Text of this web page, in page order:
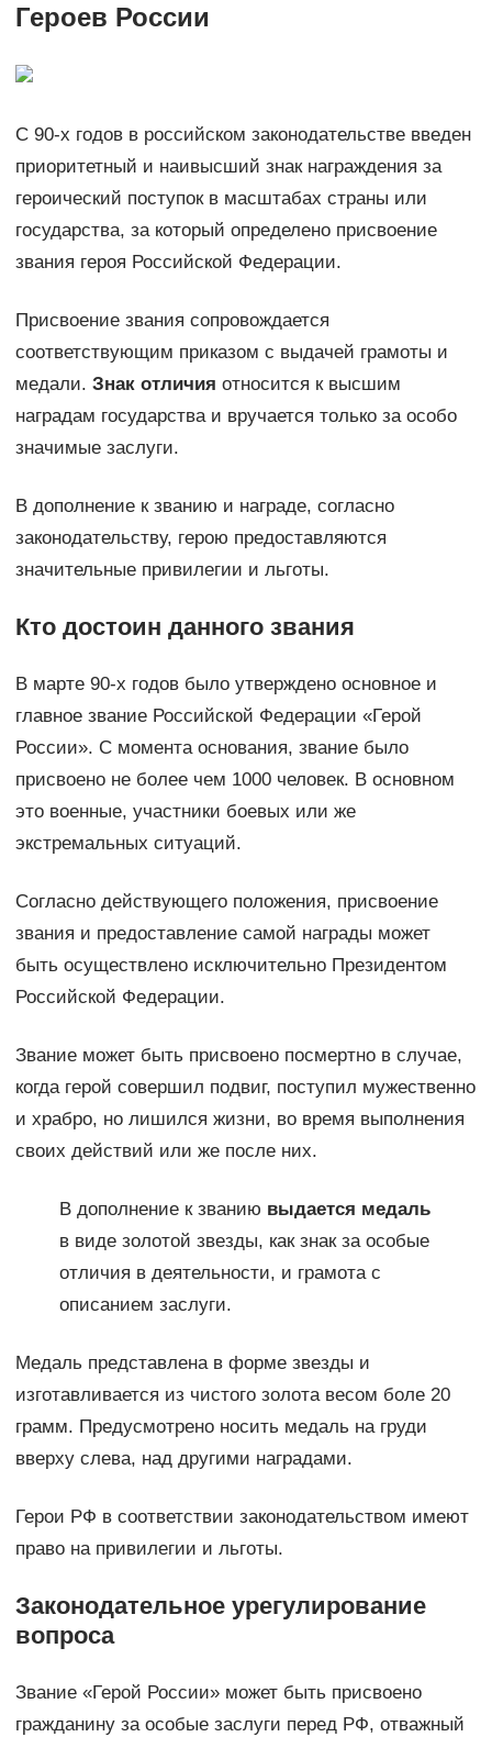
Героев России
С 90-х годов в российском законодательстве введен
приоритетный и наивысший знак награждения за
героический поступок в масштабах страны или
государства, за который определено присвоение
звания героя Российской Федерации.
Присвоение звания сопровождается
соответствующим приказом с выдачей грамоты и
медали. Знак отличия относится к высшим
наградам государства и вручается только за особо
значимые заслуги.
В дополнение к званию и награде, согласно
законодательству, герою предоставляются
значительные привилегии и льготы.
Кто достоин данного звания
В марте 90-х годов было утверждено основное и
главное звание Российской Федерации «Герой
России». С момента основания, звание было
присвоено не более чем 1000 человек. В основном
это военные, участники боевых или же
экстремальных ситуаций.
Согласно действующего положения, присвоение
звания и предоставление самой награды может
быть осуществлено исключительно Президентом
Российской Федерации.
Звание может быть присвоено посмертно в случае,
когда герой совершил подвиг, поступил мужественно
и храбро, но лишился жизни, во время выполнения
своих действий или же после них.
В дополнение к званию выдается медаль
в виде золотой звезды, как знак за особые
отличия в деятельности, и грамота с
описанием заслуги.
Медаль представлена в форме звезды и
изготавливается из чистого золота весом боле 20
грамм. Предусмотрено носить медаль на груди
вверху слева, над другими наградами.
Герои РФ в соответствии законодательством имеют
право на привилегии и льготы.
Законодательное урегулирование
вопроса
Звание «Герой России» может быть присвоено
гражданину за особые заслуги перед РФ, отважный